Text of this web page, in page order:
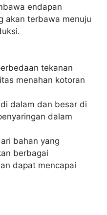
endapan
akan terbawa menuju
tekanan
menahan kotoran
dalam dan besar di
dalam
bahan yang
berbagai
dapat mencapai